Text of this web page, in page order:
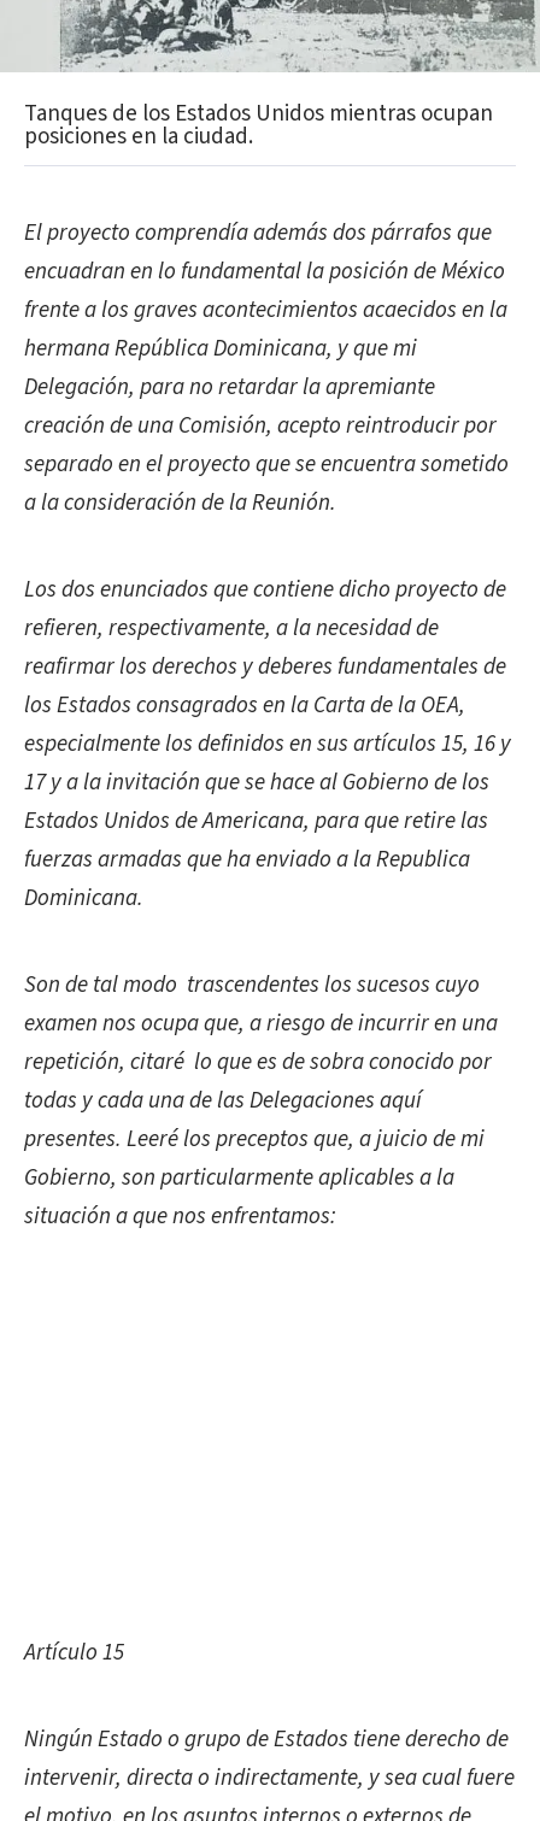
Tanques de los Estados Unidos mientras ocupan
posiciones en la ciudad.
El proyecto comprendía además dos párrafos que
encuadran en lo fundamental la posición de México
frente a los graves acontecimientos acaecidos en la
hermana República Dominicana, y que mi
Delegación, para no retardar la apremiante
creación de una Comisión, acepto reintroducir por
separado en el proyecto que se encuentra sometido
a la consideración de la Reunión.
Los dos enunciados que contiene dicho proyecto de
refieren, respectivamente, a la necesidad de
reafirmar los derechos y deberes fundamentales de
los Estados consagrados en la Carta de la OEA,
especialmente los definidos en sus artículos 15, 16 y
17 y a la invitación que se hace al Gobierno de los
Estados Unidos de Americana, para que retire las
fuerzas armadas que ha enviado a la Republica
Dominicana.
Son de tal modo trascendentes los sucesos cuyo
examen nos ocupa que, a riesgo de incurrir en una
repetición, citaré lo que es de sobra conocido por
todas y cada una de las Delegaciones aquí
presentes. Leeré los preceptos que, a juicio de mi
Gobierno, son particularmente aplicables a la
situación a que nos enfrentamos:
Artículo 15
Ningún Estado o grupo de Estados tiene derecho de
intervenir, directa o indirectamente, y sea cual fuere